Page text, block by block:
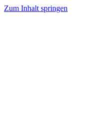
Zum Inhalt springen